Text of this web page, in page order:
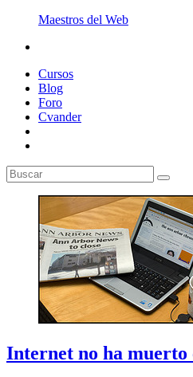
Maestros del Web
Cursos
Blog
Foro
Cvander
Internet no ha muerto